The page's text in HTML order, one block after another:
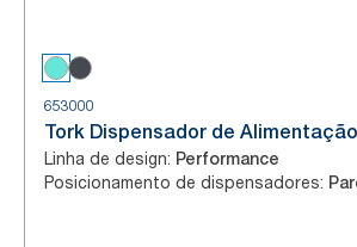
653000
Tork Dispensador de
Linha de design: Performance
Posicionamento de dispensadores: